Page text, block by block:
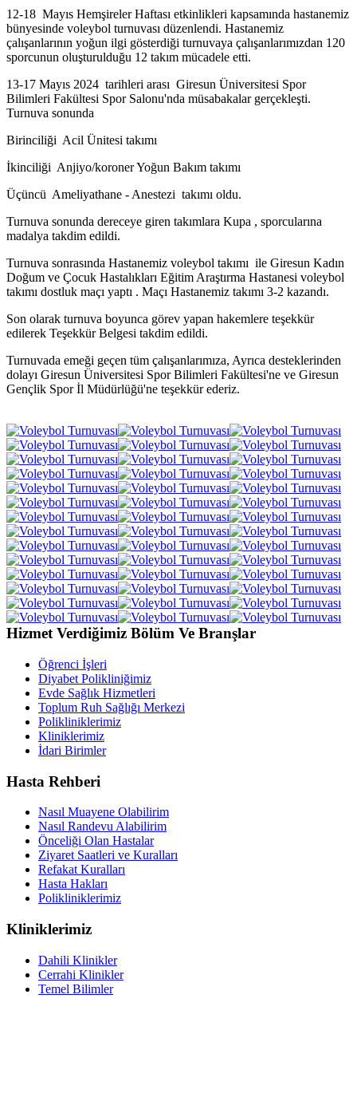
12-18 Mayıs Hemşireler Haftası etkinlikleri kapsamında hastanemiz
bünyesinde voleybol turnuvası düzenlendi. Hastanemiz
çalışanlarının yoğun ilgi gösterdiği turnuvaya çalışanlarımızdan 120
sporcunun oluşturulduğu 12 takım mücadele etti.
13-17 Mayıs 2024 tarihleri arası Giresun Üniversitesi Spor
Bilimleri Fakültesi Spor Salonu'nda müsabakalar gerçekleşti.
Turnuva sonunda
Birinciliği Acil Ünitesi takımı
İkinciliği Anjiyo/koroner Yoğun Bakım takımı
Üçüncü Ameliyathane - Anestezi takımı oldu.
Turnuva sonunda dereceye giren takımlara Kupa , sporcularına
madalya takdim edildi.
Turnuva sonrasında Hastanemiz voleybol takımı ile Giresun Kadın
Doğum ve Çocuk Hastalıkları Eğitim Araştırma Hastanesi voleybol
takımı dostluk maçı yaptı . Maçı Hastanemiz takımı 3-2 kazandı.
Son olarak turnuva boyunca görev yapan hakemlere teşekkür
edilerek Teşekkür Belgesi takdim edildi.
Turnuvada emeği geçen tüm çalışanlarımıza, Ayrıca desteklerinden
dolayı Giresun Üniversitesi Spor Bilimleri Fakültesi'ne ve Giresun
Gençlik Spor İl Müdürlüğü'ne teşekkür ederiz.
Hizmet Verdiğimiz Bölüm Ve Branşlar
Öğrenci İşleri
Diyabet Polikliniğimiz
Evde Sağlık Hizmetleri
Toplum Ruh Sağlığı Merkezi
Polikliniklerimiz
Kliniklerimiz
İdari Birimler
Hasta Rehberi
Nasıl Muayene Olabilirim
Nasıl Randevu Alabilirim
Önceliği Olan Hastalar
Ziyaret Saatleri ve Kuralları
Refakat Kuralları
Hasta Hakları
Polikliniklerimiz
Kliniklerimiz
Dahili Klinikler
Cerrahi Klinikler
Temel Bilimler